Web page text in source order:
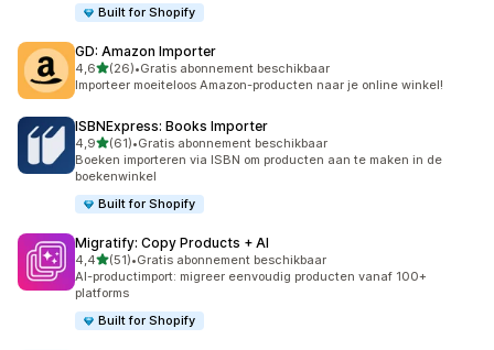
Built for Shopify
GD: Amazon Importer
4,6van 5 sterren
(26)
26 recensies in totaal
•Gratis abonnement beschikbaar
Importeer moeiteloos Amazon-producten naar je online winkel!
ISBNExpress: Books Importer
4,9van 5 sterren
(61)
61 recensies in totaal
•Gratis abonnement beschikbaar
Boeken importeren via ISBN om producten aan te maken in de
boekenwinkel
Built for Shopify
Migratify: Copy Products + AI
4,4van 5 sterren
(51)
51 recensies in totaal
•Gratis abonnement beschikbaar
AI-productimport: migreer eenvoudig producten vanaf 100+
platforms
Built for Shopify